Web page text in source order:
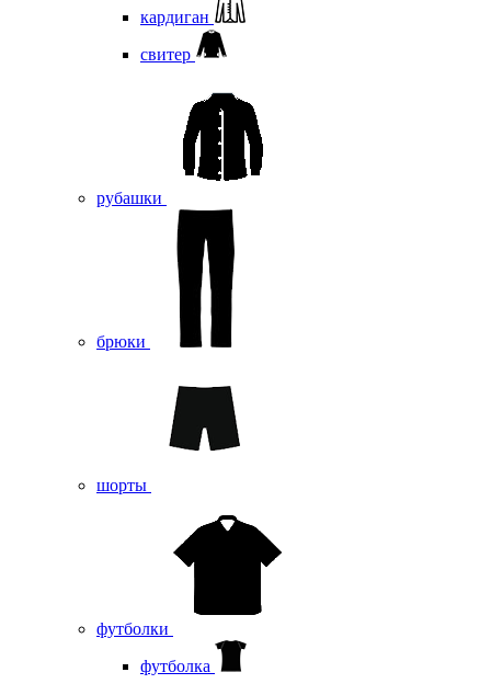
кардиган
свитер
рубашки
брюки
шорты
футболки
футболка